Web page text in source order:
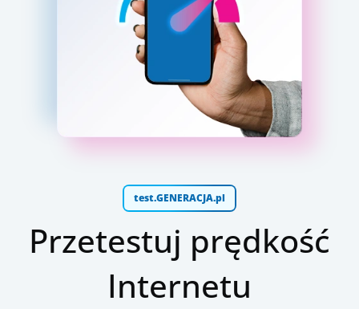
test.GENERACJA.pl
Przetestuj prędkość
Internetu